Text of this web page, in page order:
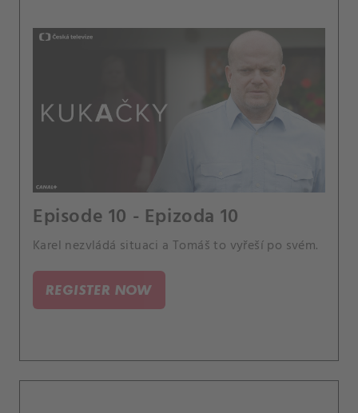
Episode 10 - Epizoda 10
Karel nezvládá situaci a Tomáš to vyřeší po svém.
REGISTER NOW